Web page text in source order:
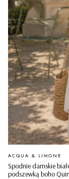
Spodnie damskie
podszewką boho
PRODUCENT
ACQUA & LIMONE